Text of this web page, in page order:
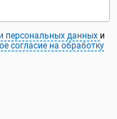
персональных данных и
согласие на обработку